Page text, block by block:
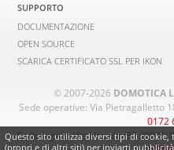
SUPPORTO
DOCUMENTAZIONE
OPEN SOURCE
SCARICA CERTIFICATO SSL PER IKON
© 2007-2026 DOMOTICA
Sede operative: Via Pietragalletto
0172
Sede legale: Via Novara, 37 28010
Questo sito utilizza diversi tipi di
(propri e di altri siti) per inviarti